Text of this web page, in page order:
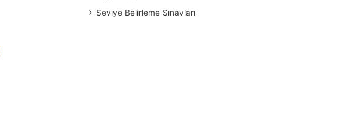
Seviye Belirleme Sınavları